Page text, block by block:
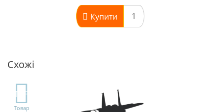
Купити
Схожі
TOP
Товар